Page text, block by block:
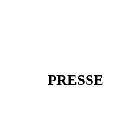
PRESSE